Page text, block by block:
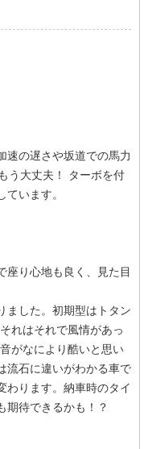
速の遅さや坂道での馬力
う大丈夫！ ターボを付
います。
座り心地も良く、見た目
ました。初期型はトタン
れはそれで風情があっ
がなにより酷いと思い
流石に違いがわかる車で
わります。納車時のタイ
期待できるかも！？